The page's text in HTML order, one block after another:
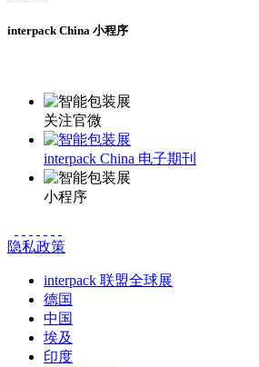
interpack China 小程序
关注官微
interpack China 电子期刊
小程序
隐私政策
interpack 联盟全球展
德国
中国
埃及
印度